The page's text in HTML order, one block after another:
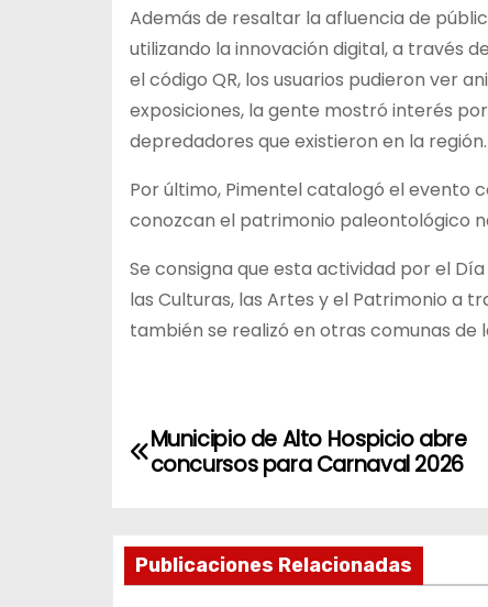
Además de resaltar la afluencia de
utilizando la innovación digital, a través
el código QR, los usuarios pudieron ver
exposiciones, la gente mostró interés
depredadores que existieron en la región.
Por último, Pimentel catalogó el evento
conozcan el patrimonio paleontológico
Se consigna que esta actividad por el
las Culturas, las Artes y el Patrimonio a
también se realizó en otras comunas de
N
e
Municipio de Alto Hospicio abre
concursos para Carnaval 2026
Publicaciones Relacionadas